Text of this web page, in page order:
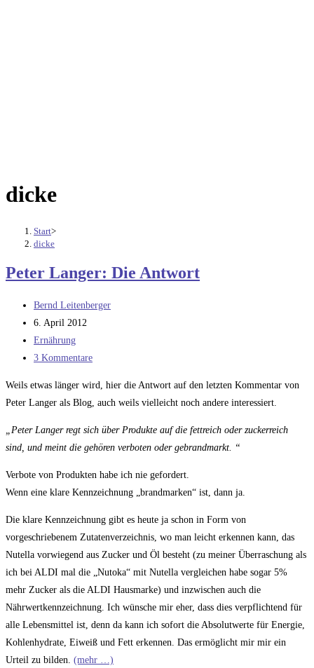
dicke
Start>
dicke
Peter Langer: Die Antwort
Beitrags-
Autor:
Bernd Leitenberger
Beitrag
veröffentlicht:
6. April 2012
Beitrags-
Kategorie:
Ernährung
Beitrags-
3 Kommentare
Weils etwas länger wird, hier die Antwort auf den letzten Kommentar von
Peter Langer als Blog, auch weils vielleicht noch andere interessiert.
„Peter Langer regt sich über Produkte auf die fettreich oder zuckerreich
sind, und meint die gehören verboten oder gebrandmarkt. “
Verbote von Produkten habe ich nie gefordert.
Wenn eine klare Kennzeichnung „brandmarken“ ist, dann ja.
Die klare Kennzeichnung gibt es heute ja schon in Form von
vorgeschriebenem Zutatenverzeichnis, wo man leicht erkennen kann, das
Nutella vorwiegend aus Zucker und Öl besteht (zu meiner Überraschung als
ich bei ALDI mal die „Nutoka“ mit Nutella vergleichen habe sogar 5%
mehr Zucker als die ALDI Hausmarke) und inzwischen auch die
Nährwertkennzeichnung. Ich wünsche mir eher, dass dies verpflichtend für
alle Lebensmittel ist, denn da kann ich sofort die Absolutwerte für Energie,
Kohlenhydrate, Eiweiß und Fett erkennen. Das ermöglicht mir mir ein
Urteil zu bilden. (mehr …)